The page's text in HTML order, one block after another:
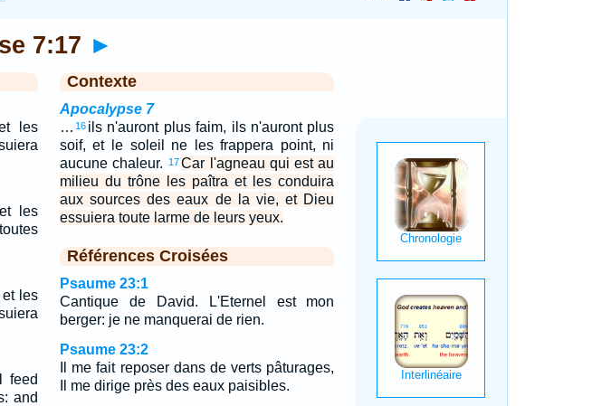
7:17 ►
les
les
les
feed
and
Contexte
Apocalypse 7
… 16 ils n'auront plus faim, ils n'auront plus
soif, et le soleil ne les frappera point, ni
aucune chaleur.
17 Car l'agneau qui est au
milieu du trône les paîtra et les conduira
aux sources des eaux de la vie, et Dieu
essuiera toute larme de leurs yeux.
Références Croisées
Psaume 23:1
Cantique de David. L'Eternel est mon
berger: je ne manquerai de rien.
Psaume 23:2
Il me fait reposer dans de verts pâturages,
Il me dirige près des eaux paisibles.